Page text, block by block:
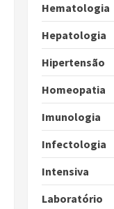
Hematologia
Hepatologia
Hipertensão
Homeopatia
Imunologia
Infectologia
Intensiva
Laboratório